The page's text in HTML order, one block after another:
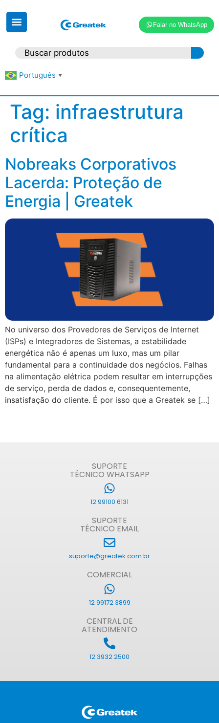
Falar no WhatsApp
Português ▼
Tag: infraestrutura
crítica
Nobreaks Corporativos
Lacerda: Proteção de
Energia | Greatek
No universo dos Provedores de Serviços de Internet
(ISPs) e Integradores de Sistemas, a estabilidade
energética não é apenas um luxo, mas um pilar
fundamental para a continuidade dos negócios. Falhas
na alimentação elétrica podem resultar em interrupções
de serviço, perda de dados e, consequentemente,
insatisfação do cliente. É por isso que a Greatek se […]
SUPORTE
TÉCNICO WHATSAPP
12 99100 6131
SUPORTE
TÉCNICO EMAIL
suporte@greatek.com.br
COMERCIAL
12 99172 3899
CENTRAL DE
ATENDIMENTO
12 3932 2500